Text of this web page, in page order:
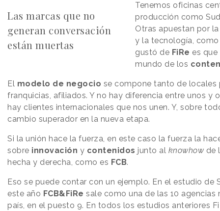
Las marcas que no
generan conversación
están muertas
Tenemos oficinas
producción como
Otras apuestan por
y la tecnología, como
gustó de FiRe es
mundo de los
El modelo de negocio se compone tanto de locales
franquicias, afiliados. Y no hay diferencia entre unos y
hay clientes internacionales que nos unen. Y, sobre
cambio superador en la nueva etapa.
Si la unión hace la fuerza, en este caso la fuerza la
sobre innovación y contenidos junto al knowhow de
hecha y derecha, como es FCB.
Eso se puede contar con un ejemplo. En el estudio de
este año FCB&FiRe sale como una de las 10 agencias
país, en el puesto 9. En todos los estudios anteriores